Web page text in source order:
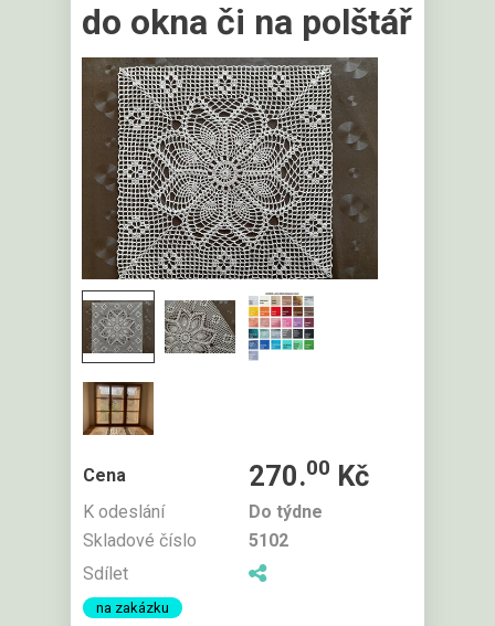
do okna či na polštář
Cena 270.00 Kč
K odeslání
Do týdne
Skladové číslo
5102
Sdílet
na zakázku